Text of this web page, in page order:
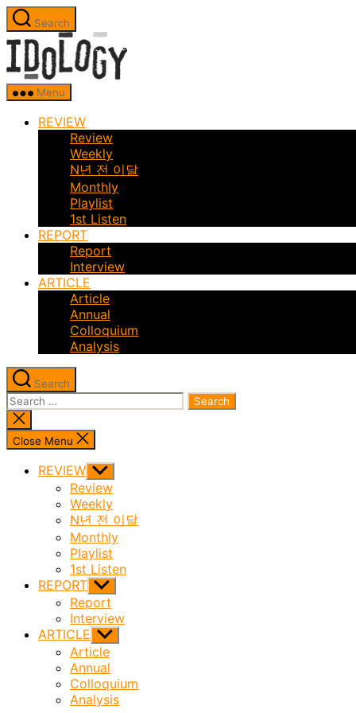
Skip
to
the
content
Search
Menu
REVIEW
Review
Weekly
N년 전 이달
Monthly
Playlist
1st Listen
REPORT
Report
Interview
ARTICLE
Article
Annual
Colloquium
Analysis
Search
Search
for:
Close
search
Close Menu
REVIEW Show
sub
menu
Review
Weekly
N년 전 이달
Monthly
Playlist
1st Listen
REPORT Show
sub
menu
Report
Interview
ARTICLE Show
sub
menu
Article
Annual
Colloquium
Analysis